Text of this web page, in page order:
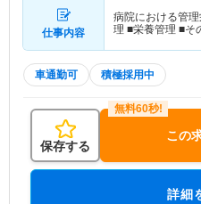
仕事内容
病院における管
理 ■栄養管理 ■
車通勤可 積極採用中
保存する
この
詳細